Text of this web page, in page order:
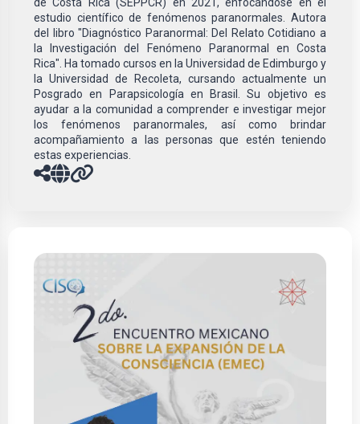
estudio científico de fenómenos paranormales. Autora
del libro "Diagnóstico Paranormal: Del Relato Cotidiano a
la Investigación del Fenómeno Paranormal en Costa
Rica". Ha tomado cursos en la Universidad de Edimburgo y
la Universidad de Recoleta, cursando actualmente un
Posgrado en Parapsicología en Brasil. Su objetivo es
ayudar a la comunidad a comprender e investigar mejor
los fenómenos paranormales, así como brindar
acompañamiento a las personas que estén teniendo
estas experiencias.